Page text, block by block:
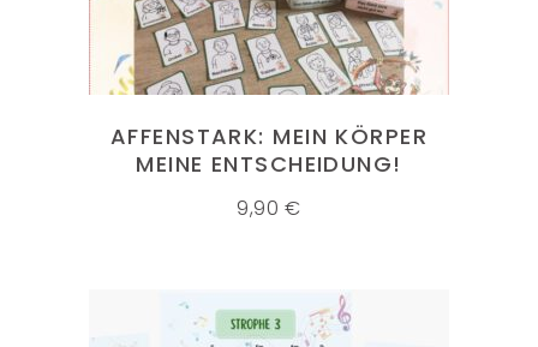
AFFENSTARK: MEIN KÖRPER
MEINE ENTSCHEIDUNG!
9,90€